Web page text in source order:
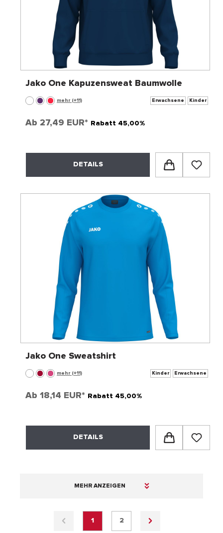
Jako One Kapuzensweat Baumwolle
mehr (+11) Erwachsene Kinder
Ab 27,49 EUR* Rabatt 45,00%
DETAILS
Jako One Sweatshirt
mehr (+11) Kinder Erwachsene
Ab 18,14 EUR* Rabatt 45,00%
DETAILS
MEHR ANZEIGEN
1 2